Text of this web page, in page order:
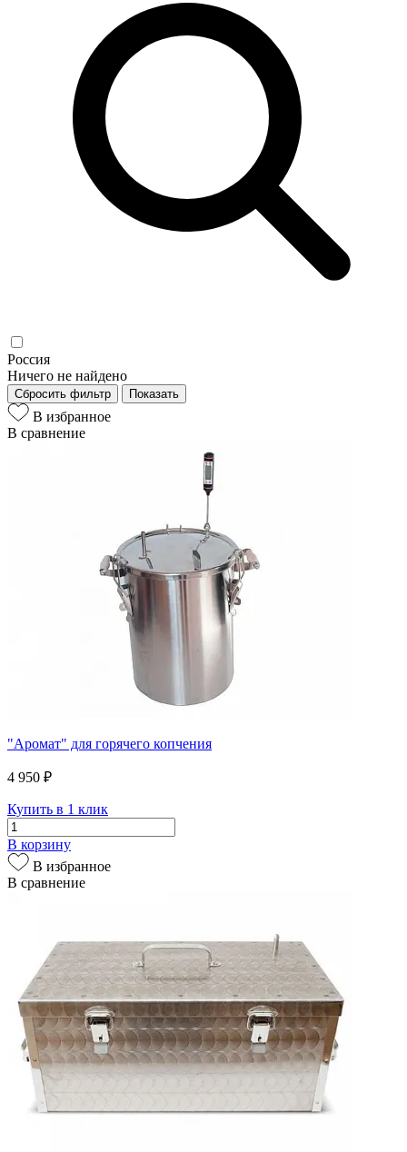
Россия
Ничего не найдено
Сбросить фильтр Показать
В избранное
В сравнение
"Аромат" для горячего копчения
4 950 ₽
Купить в 1 клик
В корзину
В избранное
В сравнение